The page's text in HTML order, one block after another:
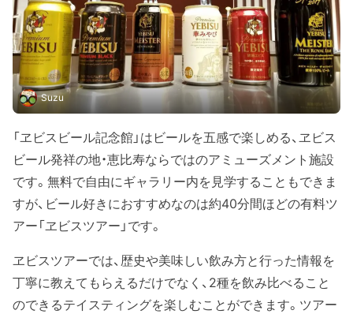
Suzu
「ヱビスビール記念館」はビールを五感で楽しめる、ヱビス
ビール発祥の地・恵比寿ならではのアミューズメント施設
です。無料で自由にギャラリー内を見学することもできま
すが、ビール好きにおすすめなのは約40分間ほどの有料ツ
アー「ヱビスツアー」です。
ヱビスツアーでは、歴史や美味しい飲み方と行った情報を
丁寧に教えてもらえるだけでなく、2種を飲み比べること
のできるテイスティングを楽しむことができます。ツアー